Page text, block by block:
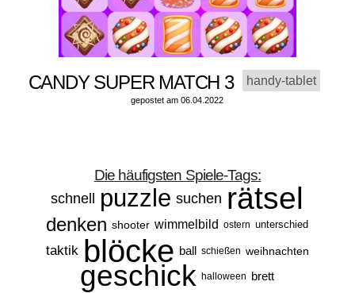
CANDY SUPER MATCH 3 handy-tablet
gepostet am 06.04.2022
Die häufigsten Spiele-Tags:
schnell puzzle suchen rätsel
denken shooter wimmelbild ostern unterschied
taktik blöcke ball schießen weihnachten
geschick halloween brett